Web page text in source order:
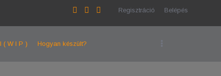
Regisztráció Belépés
( W I P ) Hogyan készült?